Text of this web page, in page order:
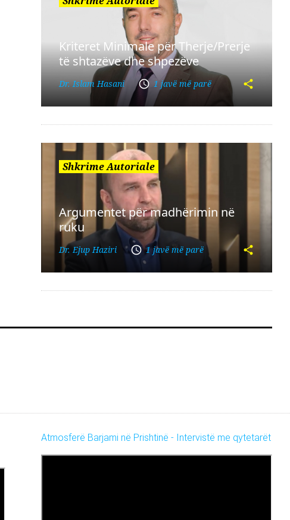
Kriteret Minimale për Therje/Prerje
të shtazëve dhe shpezëve
Dr. Islam Hasani 1 javë më parë
Shkrime Autoriale
Argumentet për madhërimin në
ruku
Dr. Ejup Haziri 1 javë më parë
Atmosferë Barjami në Prishtinë - Intervistë me qytetarët